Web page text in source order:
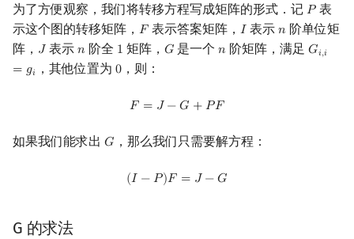
为了方便观察，我们将转移方程写成矩阵的形式．记 𝑃
P 表
示这个图的转移矩阵， 𝐹
F 表示答案矩阵，𝐼
I表示 𝑛
n 阶单位矩
阵， 𝐽
J 表示𝑛
n 阶全 1
1 矩阵， 𝐺
G 是一个𝑛
n 阶矩阵，满足 𝐺𝑖,𝑖
= 𝑔𝑖
Gi,i=
，其他位置为 0
0，则：
𝐹 = 𝐽 −𝐺 +𝑃𝐹
F = J−G+ PF
如果我们能求出 𝐺
G ，那么我们只需要解方程：
(𝐼 −𝑃)𝐹 = 𝐽 −𝐺
( I−P)F =J G
G 的求法